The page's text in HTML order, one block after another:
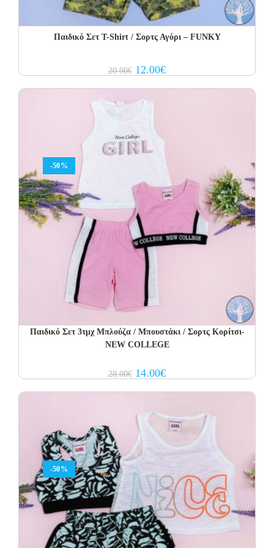
Παιδικό Σετ Τ-Shirt / Σορτς Αγόρι – FUNKY
20.00€ Original
price
12.00€Current
price
-50%
Παιδικό Σετ 3τμχ Μπλούζα / Μπουστάκι / Σορτς Κορίτσι-
NEW COLLEGE
28.00€ Original
price
14.00€Current
price
-50%